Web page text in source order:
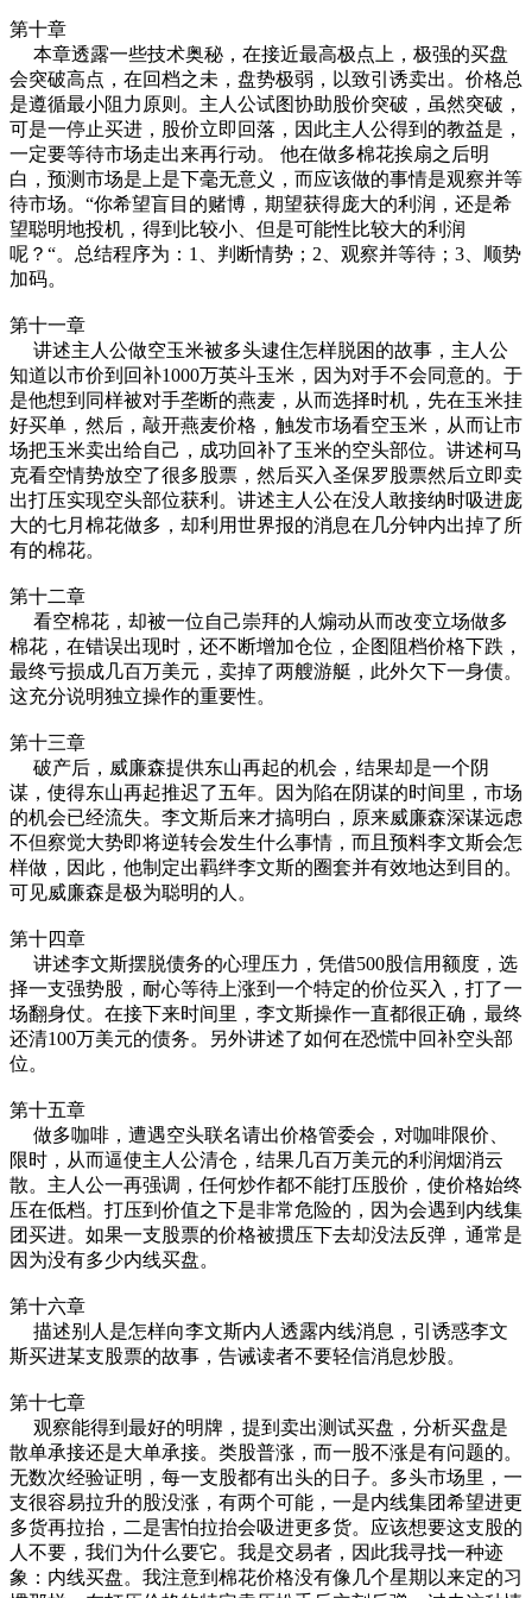
第十章
本章透露一些技术奥秘，在接近最高极点上，极强的买盘
会突破高点，在回档之未，盘势极弱，以致引诱卖出。价格总
是遵循最小阻力原则。主人公试图协助股价突破，虽然突破，
可是一停止买进，股价立即回落，因此主人公得到的教益是，
一定要等待市场走出来再行动。 他在做多棉花挨扇之后明
白，预测市场是上是下毫无意义，而应该做的事情是观察并等
待市场。“你希望盲目的赌博，期望获得庞大的利润，还是希
望聪明地投机，得到比较小、但是可能性比较大的利润
呢？“。总结程序为：1、判断情势；2、观察并等待；3、顺势
加码。
第十一章
讲述主人公做空玉米被多头逮住怎样脱困的故事，主人公
知道以市价到回补1000万英斗玉米，因为对手不会同意的。于
是他想到同样被对手垄断的燕麦，从而选择时机，先在玉米挂
好买单，然后，敲开燕麦价格，触发市场看空玉米，从而让市
场把玉米卖出给自己，成功回补了玉米的空头部位。讲述柯马
克看空情势放空了很多股票，然后买入圣保罗股票然后立即卖
出打压实现空头部位获利。讲述主人公在没人敢接纳时吸进庞
大的七月棉花做多，却利用世界报的消息在几分钟内出掉了所
有的棉花。
第十二章
看空棉花，却被一位自己崇拜的人煽动从而改变立场做多
棉花，在错误出现时，还不断增加仓位，企图阻档价格下跌，
最终亏损成几百万美元，卖掉了两艘游艇，此外欠下一身债。
这充分说明独立操作的重要性。
第十三章
破产后，威廉森提供东山再起的机会，结果却是一个阴
谋，使得东山再起推迟了五年。因为陷在阴谋的时间里，市场
的机会已经流失。李文斯后来才搞明白，原来威廉森深谋远虑
不但察觉大势即将逆转会发生什么事情，而且预料李文斯会怎
样做，因此，他制定出羁绊李文斯的圈套并有效地达到目的。
可见威廉森是极为聪明的人。
第十四章
讲述李文斯摆脱债务的心理压力，凭借500股信用额度，选
择一支强势股，耐心等待上涨到一个特定的价位买入，打了一
场翻身仗。在接下来时间里，李文斯操作一直都很正确，最终
还清100万美元的债务。另外讲述了如何在恐慌中回补空头部
位。
第十五章
做多咖啡，遭遇空头联名请出价格管委会，对咖啡限价、
限时，从而逼使主人公清仓，结果几百万美元的利润烟消云
散。主人公一再强调，任何炒作都不能打压股价，使价格始终
压在低档。打压到价值之下是非常危险的，因为会遇到内线集
团买进。如果一支股票的价格被掼压下去却没法反弹，通常是
因为没有多少内线买盘。
第十六章
描述别人是怎样向李文斯内人透露内线消息，引诱惑李文
斯买进某支股票的故事，告诫读者不要轻信消息炒股。
第十七章
观察能得到最好的明牌，提到卖出测试买盘，分析买盘是
散单承接还是大单承接。类股普涨，而一股不涨是有问题的。
无数次经验证明，每一支股都有出头的日子。多头市场里，一
支很容易拉升的股没涨，有两个可能，一是内线集团希望进更
多货再拉抬，二是害怕拉抬会吸进更多货。应该想要这支股的
人不要，我们为什么要它。我是交易者，因此我寻找一种迹
象：内线买盘。我注意到棉花价格没有像几个星期以来定的习